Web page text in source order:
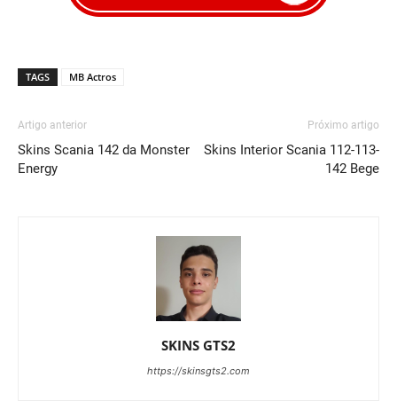
TAGS MB Actros
Artigo anterior
Skins Scania 142 da Monster
Energy
Próximo artigo
Skins Interior Scania 112-113-
142 Bege
SKINS GTS2
https://skinsgts2.com